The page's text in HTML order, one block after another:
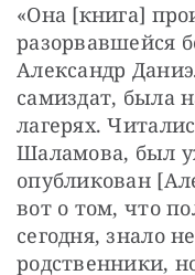
«Она [книга]
разорвавшейся
Александр
самиздат, была
лагерях.
Шаламова, был
опубликован
вот о том, что
сегодня, знало
родственники,